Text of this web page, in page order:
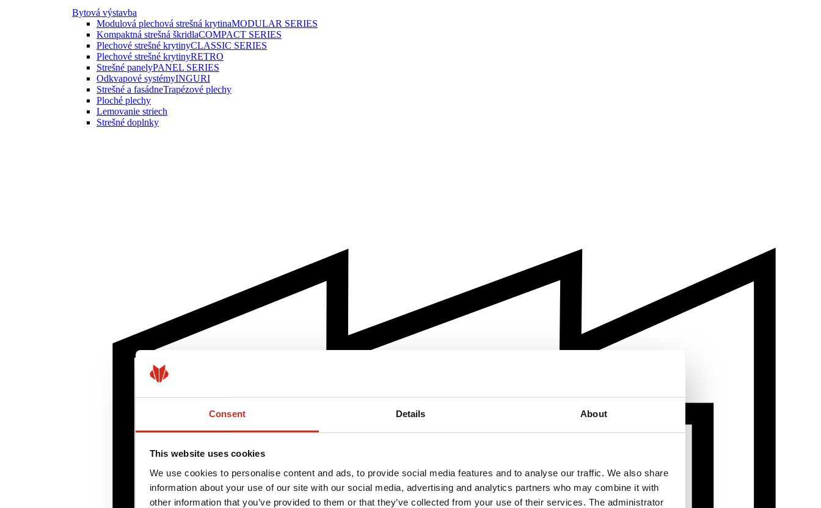
Consent Details About
This website uses cookies
We use cookies to personalise content and ads, to provide social media features and to analyse our traffic. We also share
information about your use of our site with our social media, advertising and analytics partners who may combine it with
other information that you’ve provided to them or that they’ve collected from your use of their services. The administrator
Bytová výstavba
Modulová plechová strešná krytinaMODULAR SERIES
Kompaktná strešná škridlaCOMPACT SERIES
Plechové strešné krytinyCLASSIC SERIES
Plechové strešné krytinyRETRO
Strešné panelyPANEL SERIES
Odkvapové systémyINGURI
Strešné a fasádneTrapézové plechy
Ploché plechy
Lemovanie striech
Strešné doplnky